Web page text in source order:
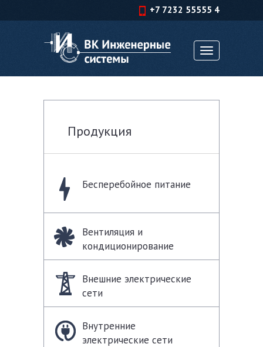
+7 7232 55555 4
Toggle
navigation
Продукция
Бесперебойное питание
Вентиляция и
кондиционирование
Внешние электрические
сети
Внутренние
электрические сети